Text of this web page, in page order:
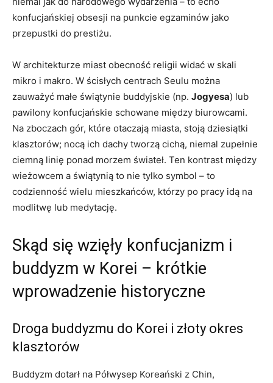
konfucjańskiej obsesji na punkcie egzaminów jako
przepustki do prestiżu.
W architekturze miast obecność religii widać w skali
mikro i makro. W ścisłych centrach Seulu można
zauważyć małe świątynie buddyjskie (np. Jogyesa) lub
pawilony konfucjańskie schowane między biurowcami.
Na zboczach gór, które otaczają miasta, stoją dziesiątki
klasztorów; nocą ich dachy tworzą cichą, niemal zupełnie
ciemną linię ponad morzem świateł. Ten kontrast między
wieżowcem a świątynią to nie tylko symbol – to
codzienność wielu mieszkańców, którzy po pracy idą na
modlitwę lub medytację.
Skąd się wzięły konfucjanizm i
buddyzm w Korei – krótkie
wprowadzenie historyczne
Droga buddyzmu do Korei i złoty okres
klasztorów
Buddyzm dotarł na Półwysep Koreański z Chin,